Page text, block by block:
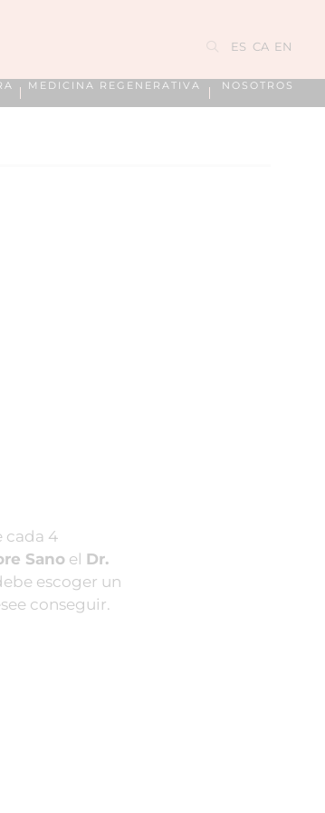
ES CA EN
MEDICINA REGENERATIVA NOSOTROS
cada 4
Sanoel Dr.
escoger un
conseguir.